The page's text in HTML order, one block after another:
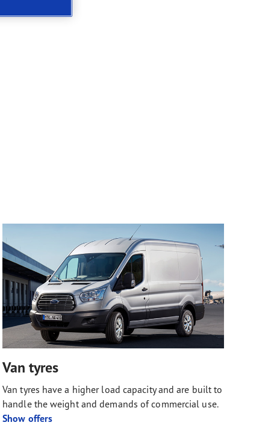
Van tyres
Van tyres have a higher load capacity and are built to
handle the weight and demands of commercial use.
Show offers